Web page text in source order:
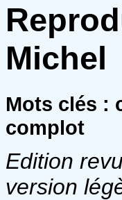
Michel
Mots clés :
complot
Edition
version